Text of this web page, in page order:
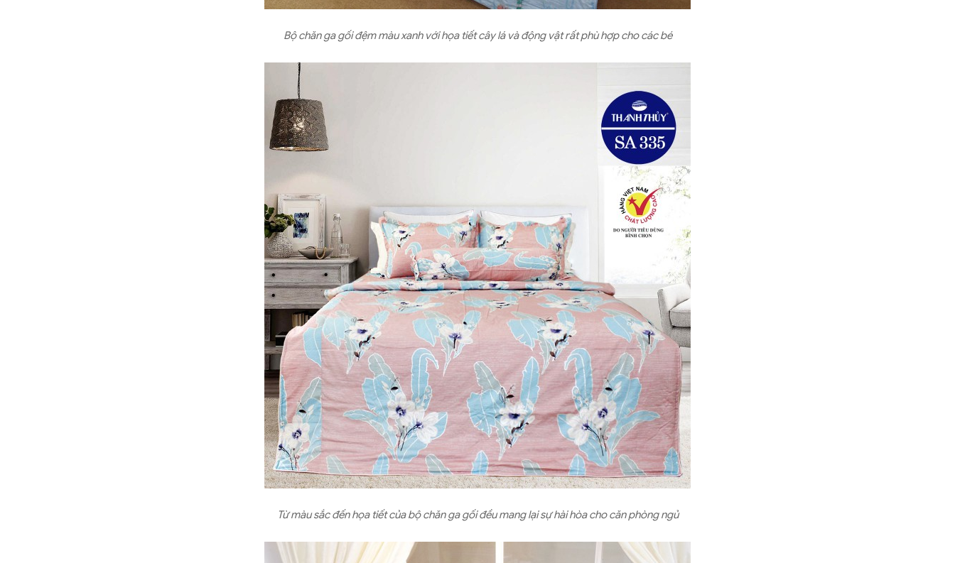
Bộ chăn ga gối đệm màu xanh với họa tiết cây lá và động vật rất phù hợp cho các bé
Từ màu sắc đến họa tiết của bộ chăn ga gối đều mang lại sự hài hòa cho căn phòng ngủ